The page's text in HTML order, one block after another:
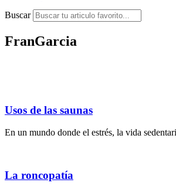
Buscar
FranGarcia
Usos de las saunas
En un mundo donde el estrés, la vida
La roncopatía